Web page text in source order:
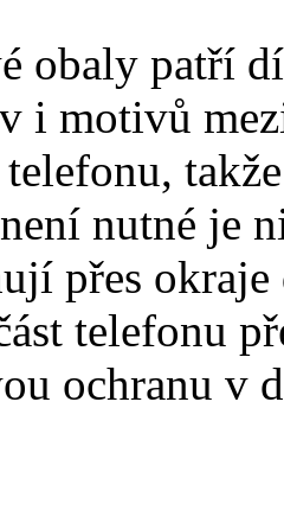
obaly patří
i motivů
nutné je
přes
telefonu
ochranu v